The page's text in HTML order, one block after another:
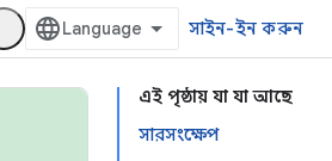
সাইন-ইন করুন
এই পৃষ্ঠায় যা যা আছে
সারসংক্ষেপ